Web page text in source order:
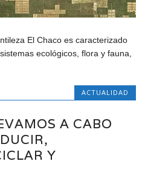
El Chaco es caracterizado
ecológicos, flora y fauna,
ACTUALIDAD
A CABO
Y